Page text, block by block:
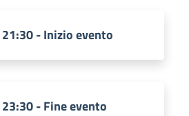
21:30 - Inizio evento
23:30 - Fine evento